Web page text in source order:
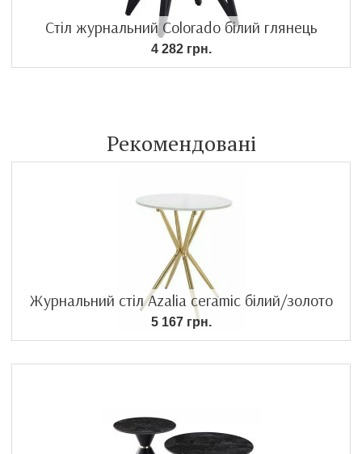
Стіл журнальний Colorado білий глянець
4 282 грн.
Рекомендовані
Журнальний стіл Azalia ceramic білий/золото
5 167 грн.